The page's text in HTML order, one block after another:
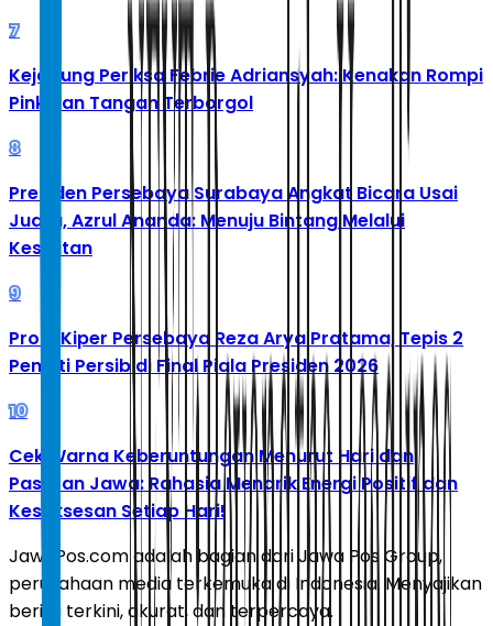
7
Kejagung Periksa Febrie Adriansyah: Kenakan Rompi
Pink dan Tangan Terborgol
8
Presiden Persebaya Surabaya Angkat Bicara Usai
Juara, Azrul Ananda: Menuju Bintang Melalui
Kesulitan
9
Profil Kiper Persebaya Reza Arya Pratama, Tepis 2
Penalti Persib di Final Piala Presiden 2026
10
Cek Warna Keberuntungan Menurut Hari dan
Pasaran Jawa: Rahasia Menarik Energi Positif dan
Kesuksesan Setiap Hari!
JawaPos.com adalah bagian dari Jawa Pos Group,
perusahaan media terkemuka di Indonesia. Menyajikan
berita terkini, akurat, dan terpercaya.